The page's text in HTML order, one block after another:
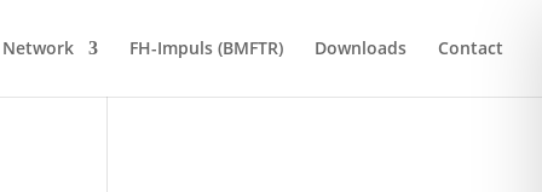
Network FH-Impuls (BMFTR) Downloads Contact